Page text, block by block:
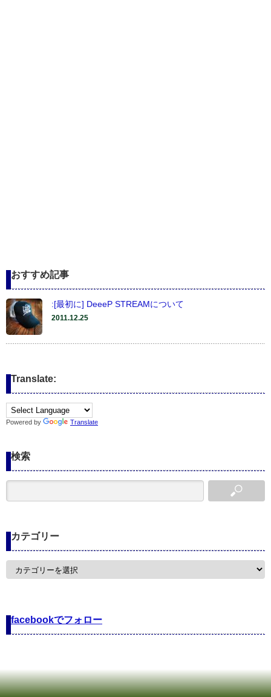
おすすめ記事
:[最初に] DeeeP STREAMについて
2011.12.25
Translate:
Powered by Translate
検索
カテゴリー
カ
facebookでフォロー